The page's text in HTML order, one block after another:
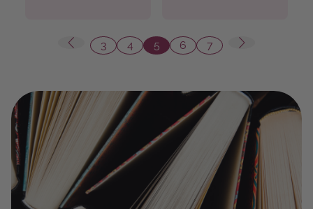
Seite
3
Seite
4
Seite
5
Seite
6
Seite
7